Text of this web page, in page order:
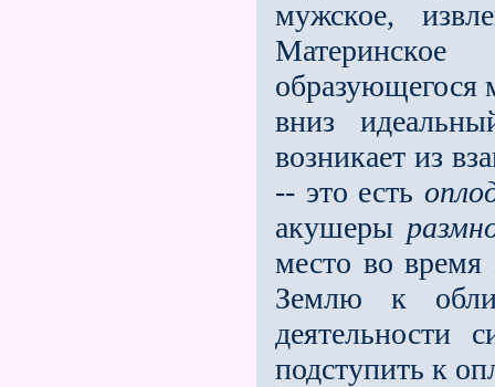
мужское,
вниз
возникает из
-- это есть
акушеры
место во время
Землю к
подступить к